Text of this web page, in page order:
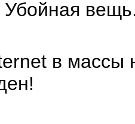
Убойная
в массы